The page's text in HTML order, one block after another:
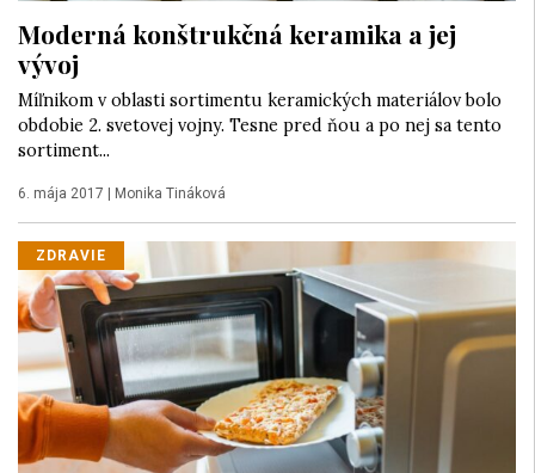
Moderná konštrukčná keramika a jej
vývoj
Míľnikom v oblasti sortimentu keramických materiálov bolo
obdobie 2. svetovej vojny. Tesne pred ňou a po nej sa tento
sortiment...
6. mája 2017 | Monika Tináková
ZDRAVIE